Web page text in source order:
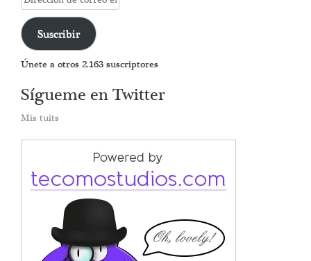
de
correo
electrónico
Suscribir
Únete a otros 2.163 suscriptores
Sígueme en Twitter
Mis tuits